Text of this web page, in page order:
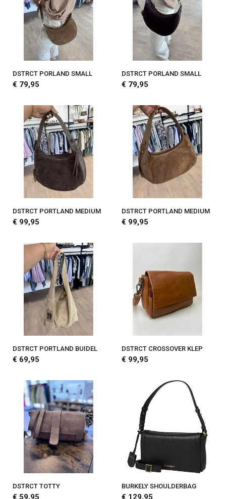
DSTRCT PORLAND SMALL
€ 79,95
DSTRCT PORLAND SMALL
€ 79,95
DSTRCT PORTLAND MEDIUM
€ 99,95
DSTRCT PORTLAND MEDIUM
€ 99,95
DSTRCT PORTLAND BUIDEL
€ 69,95
DSTRCT CROSSOVER KLEP
€ 99,95
DSTRCT TOTTY
€ 59,95
BURKELY SHOULDERBAG
€ 129,95